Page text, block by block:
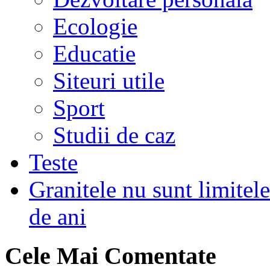
Ecologie
Educatie
Siteuri utile
Sport
Studii de caz
Teste
Granitele nu sunt
de ani
Cele Mai Comentate